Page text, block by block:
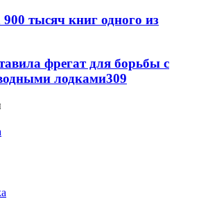
тысяч книг одного из
фрегат для борьбы с
лодками309